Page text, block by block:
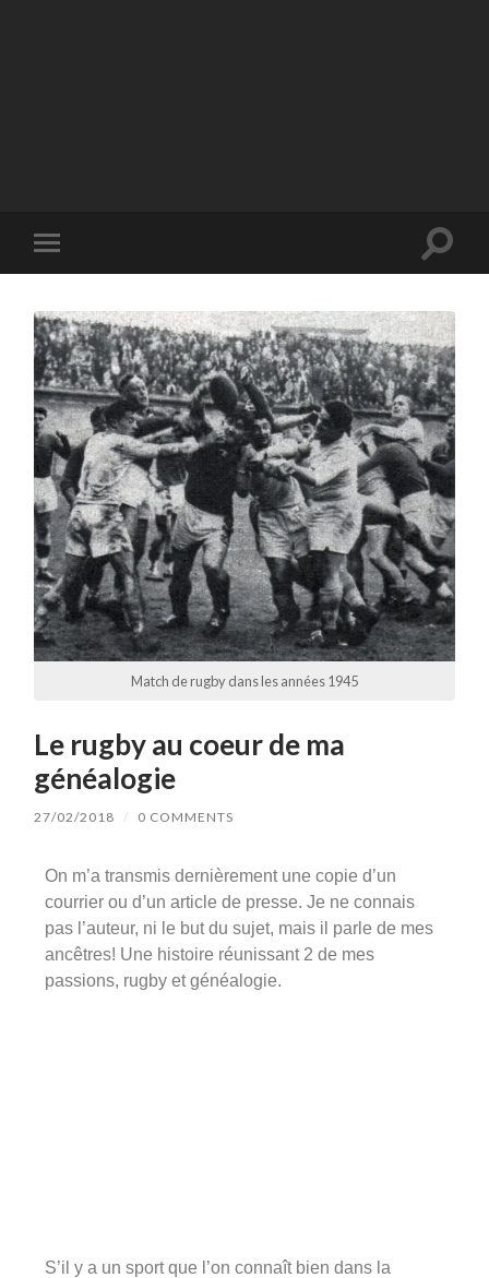
Match de rugby dans les années 1945
Le rugby au coeur de ma
généalogie
27/02/2018 / 0 COMMENTS
On m’a transmis dernièrement une copie d’un
courrier ou d’un article de presse. Je ne connais
pas l’auteur, ni le but du sujet, mais il parle de mes
ancêtres! Une histoire réunissant 2 de mes
passions, rugby et généalogie.
S’il y a un sport que l’on connaît bien dans la